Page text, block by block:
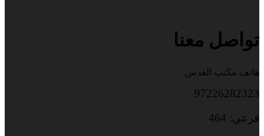
تواصل معنا
هاتف مكتب القدس:
97226282323
فرعي: 464